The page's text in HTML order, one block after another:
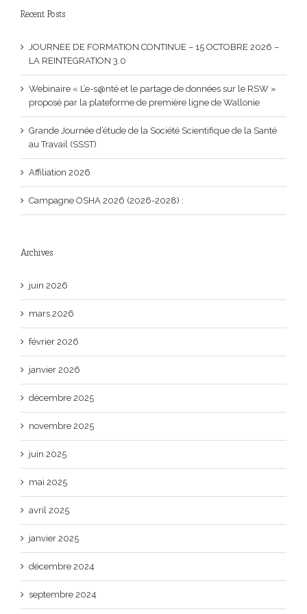
Recent Posts
JOURNEE DE FORMATION CONTINUE – 15 OCTOBRE 2026 –
LA REINTEGRATION 3.0
Webinaire « L’e-s@nté et le partage de données sur le RSW »
proposé par la plateforme de première ligne de Wallonie
Grande Journée d’étude de la Société Scientifique de la Santé
au Travail (SSST)
Affiliation 2026
Campagne OSHA 2026 (2026-2028) :
Archives
juin 2026
mars 2026
février 2026
janvier 2026
décembre 2025
novembre 2025
juin 2025
mai 2025
avril 2025
janvier 2025
décembre 2024
septembre 2024